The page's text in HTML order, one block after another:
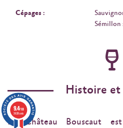
Cépages :
Sémillon
Histoire et
Le Château Bouscaut
9.4/10
3638 avis